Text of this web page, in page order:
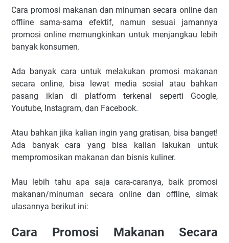
Cara promosi makanan dan minuman secara online dan
offline sama-sama efektif, namun sesuai jamannya
promosi online memungkinkan untuk menjangkau lebih
banyak konsumen.
Ada banyak cara untuk melakukan promosi makanan
secara online, bisa lewat media sosial atau bahkan
pasang iklan di platform terkenal seperti Google,
Youtube, Instagram, dan Facebook.
Atau bahkan jika kalian ingin yang gratisan, bisa banget!
Ada banyak cara yang bisa kalian lakukan untuk
mempromosikan makanan dan bisnis kuliner.
Mau lebih tahu apa saja cara-caranya, baik promosi
makanan/minuman secara online dan offline, simak
ulasannya berikut ini:
Cara Promosi Makanan Secara